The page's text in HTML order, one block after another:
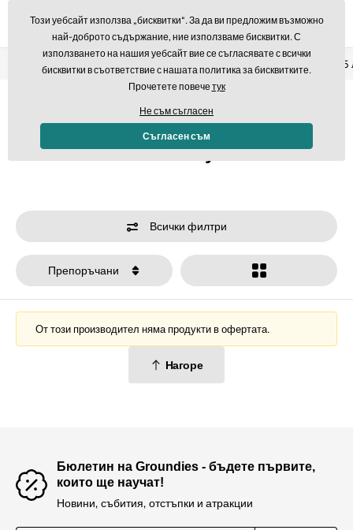
Връщане в рамките на 14 дни Бърза доставка над
Orbitkey
Orbitkey
Всички филтри
Препоръчани
От този производител няма продукти в офертата.
Нагоре
Бюлетин на Groundies - бъдете първите,
които ще научат!
Новини, събития, отстъпки и атракции
Този уебсайт използва „бисквитки“. За да ви предложим възможно
най-доброто съдържание, ние използваме бисквитки. С
използването на нашия уебсайт вие се съгласявате с всички
бисквитки в съответствие с нашата политика за бисквитките.
Прочетете повечетук
Не съм съгласен
Съгласен съм